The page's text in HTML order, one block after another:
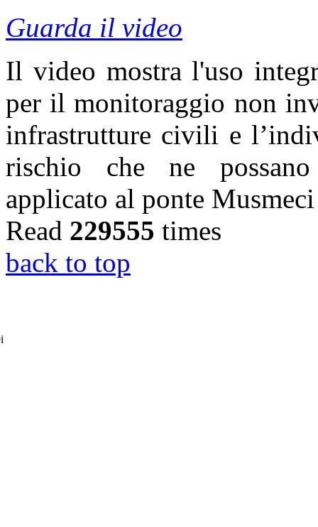
Guarda il video
Il video mostra l'uso
per il monitoraggio non
infrastrutture civili e
rischio che ne
applicato al ponte
Read 229555 times
back to top